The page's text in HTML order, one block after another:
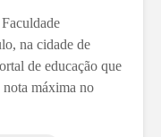
na cidade de
de educação que
máxima no